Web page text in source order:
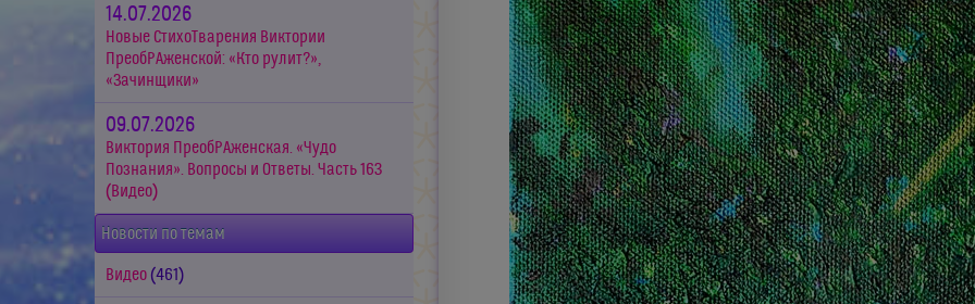
14.07.2026
Новые СтихоТварения Виктории
ПреобРАженской: «Кто рулит?»,
«Зачинщики»
09.07.2026
Виктория ПреобРАженская. «Чудо
Познания». Вопросы и Ответы. Часть 163
(Видео)
Новости по темам
Видео (461)